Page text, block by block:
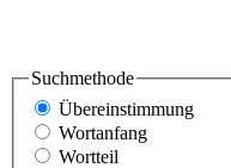
Suchmethode
Übereinstimmung
Wortanfang
Wortteil